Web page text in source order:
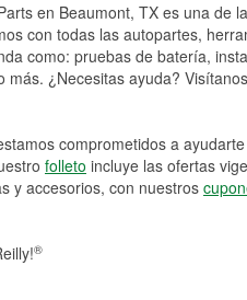
en Beaumont, TX es una de
con todas las autopartes,
como: pruebas de batería,
más. ¿Necesitas ayuda?
comprometidos a
folleto incluye las ofertas
y accesorios, con nuestros
®